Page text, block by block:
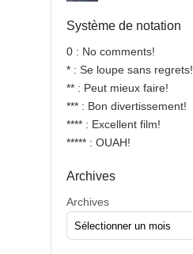
Système de notation
0 : No comments!
* : Se loupe sans regrets!
** : Peut mieux faire!
*** : Bon divertissement!
**** : Excellent film!
***** : OUAH!
Archives
Archives